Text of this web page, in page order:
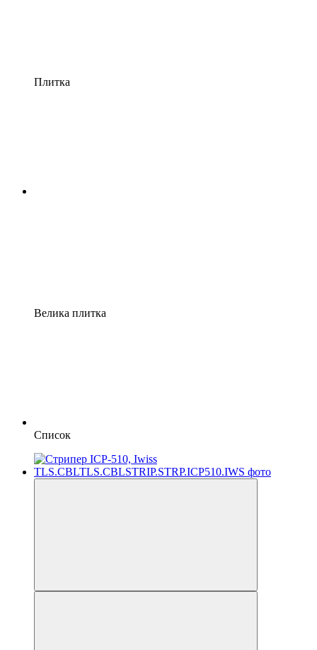
Плитка
Велика плитка
Список